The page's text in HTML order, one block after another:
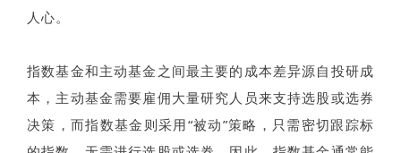
人心。
指数基金和主动基金之间最主要的成本差异源自投研成
本，主动基金需要雇佣大量研究人员来支持选股或选券
决策，而指数基金则采用“被动”策略，只需密切跟踪标